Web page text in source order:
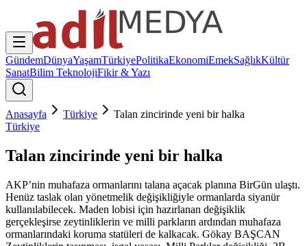
GündemDünyaYaşamTürkiyePolitikaEkonomiEmekSağlıkKültür
SanatBilim TeknolojiFikir & Yazı
Anasayfa Türkiye
Talan zincirinde yeni bir halka
Türkiye
Talan zincirinde yeni bir halka
AKP’nin muhafaza ormanlarını talana açacak planına BirGün ulaştı.
Henüz taslak olan yönetmelik değişikliğiyle ormanlarda siyanür
kullanılabilecek. Maden lobisi için hazırlanan değişiklik
gerçekleşirse zeytinliklerin ve milli parkların ardından muhafaza
ormanlarındaki koruma statüleri de kalkacak. Gökay BAŞCAN